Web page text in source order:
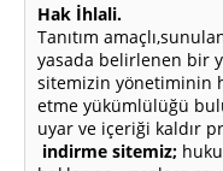
Hak İhlali.
Tanıtım
yasada belirlenen bir
sitemizin yönetiminin
etme yükümlülüğü
uyar ve içeriği kaldır
indirme sitemiz;